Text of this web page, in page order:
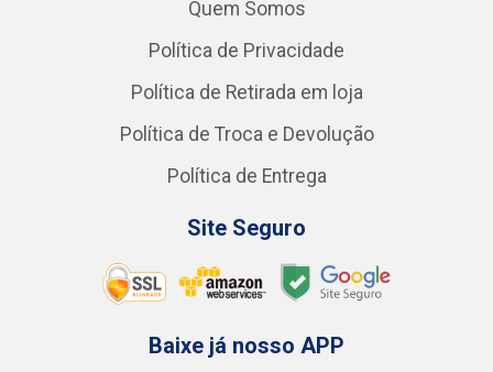
Quem Somos
Política de Privacidade
Política de Retirada em loja
Política de Troca e Devolução
Política de Entrega
Site Seguro
Baixe já nosso APP